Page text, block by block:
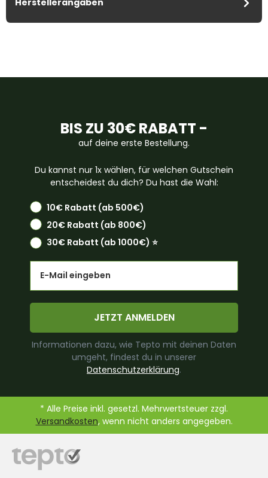
BIS ZU 30€ RABATT -
auf deine erste Bestellung.
Du kannst nur 1x wählen, für welchen Gutschein
entscheidest du dich? Du hast die Wahl:
10€ Rabatt (ab 500€)
20€ Rabatt (ab 800€)
30€ Rabatt (ab 1000€) ⭐️
JETZT ANMELDEN
Informationen dazu, wie Tepto mit deinen Daten
umgeht, findest du in unserer
Datenschutzerklärung.
* Alle Preise inkl. gesetzl. Mehrwertsteuer zzgl.
Versandkosten, wenn nicht anders angegeben.